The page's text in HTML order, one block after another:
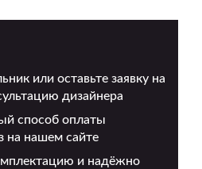
или оставьте заявку на
дизайнера
способ оплаты
на нашем сайте
и надёжно